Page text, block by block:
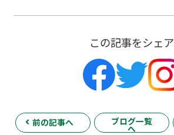
この記事をシェア
前の記事へ ブログ一覧
へ